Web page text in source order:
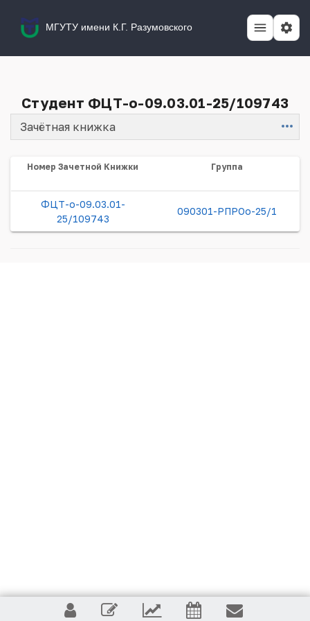
МГУТУ имени К.Г. Разумовского
Студент ФЦТ-о-09.03.01-25/109743
Зачётная книжка Item
Номер Зачетной Книжки Группа
ФЦТ-о-09.03.01-
25/109743
090301-РПРОо-25/1